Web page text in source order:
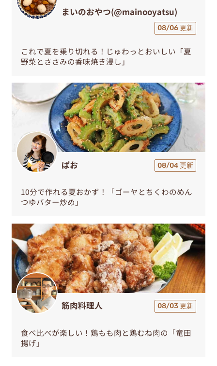
まいのおやつ(@mainooyatsu)
08/06 更新
これで夏を乗り切れる！じゅわっとおいしい「夏
野菜とささみの香味焼き浸し」
ぱお 08/04 更新
10分で作れる夏おかず！「ゴーヤとちくわのめん
つゆバター炒め」
筋肉料理人 08/03 更新
食べ比べが楽しい！鶏もも肉と鶏むね肉の「竜田
揚げ」